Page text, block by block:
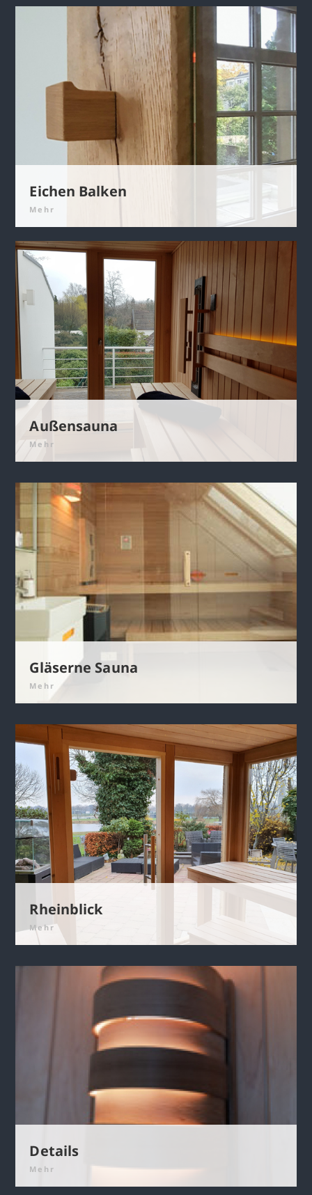
Eichen Balken
Mehr
Außensauna
Mehr
Gläserne Sauna
Mehr
Rheinblick
Mehr
Details
Mehr